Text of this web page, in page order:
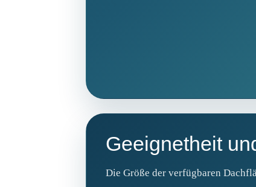
Geeignetheit
Die Größe der verfügbaren